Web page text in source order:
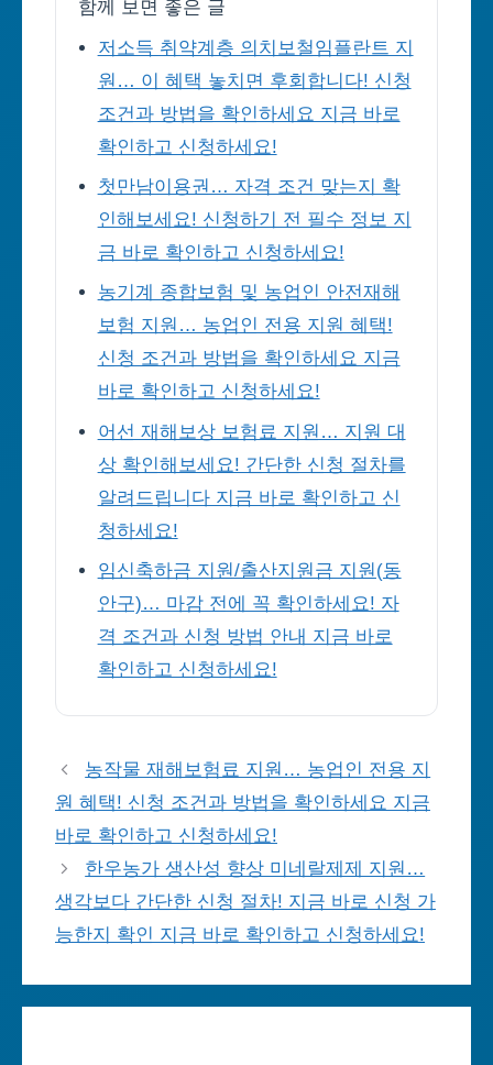
함께 보면 좋은 글
저소득 취약계층 의치보철임플란트 지
원… 이 혜택 놓치면 후회합니다! 신청
조건과 방법을 확인하세요 지금 바로
확인하고 신청하세요!
첫만남이용권… 자격 조건 맞는지 확
인해보세요! 신청하기 전 필수 정보 지
금 바로 확인하고 신청하세요!
농기계 종합보험 및 농업인 안전재해
보험 지원… 농업인 전용 지원 혜택!
신청 조건과 방법을 확인하세요 지금
바로 확인하고 신청하세요!
어선 재해보상 보험료 지원… 지원 대
상 확인해보세요! 간단한 신청 절차를
알려드립니다 지금 바로 확인하고 신
청하세요!
임신축하금 지원/출산지원금 지원(동
안구)… 마감 전에 꼭 확인하세요! 자
격 조건과 신청 방법 안내 지금 바로
확인하고 신청하세요!
농작물 재해보험료 지원… 농업인 전용 지
원 혜택! 신청 조건과 방법을 확인하세요 지금
바로 확인하고 신청하세요!
한우농가 생산성 향상 미네랄제제 지원…
생각보다 간단한 신청 절차! 지금 바로 신청 가
능한지 확인 지금 바로 확인하고 신청하세요!